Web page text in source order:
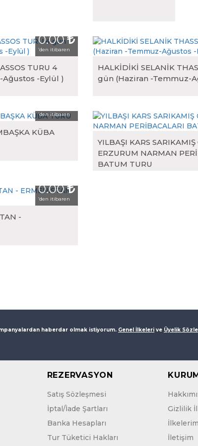
0.00
‘den itibaren
TURU 4
-Eylül )
HALKİDİKİ SELANİK
gün (Haziran -Temmuz-
‘den itibaren
KÜBA
YILBAŞI KARS SARIKAMIŞ
ERZURUM NARMAN
BATUM TURU
0.00
‘den itibaren
-
haberdar olmak istiyorum. Genel İlkeleri ve Üyelik
REZERVASYON
Satış Sözleşmesi
İptal/İade Şartları
Banka Hesapları
Tur Tüketici Hakları
Gizlilik
İletişim